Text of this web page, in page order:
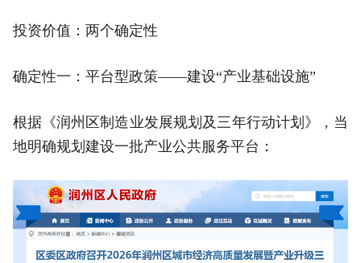
投资价值：两个确定性
确定性一：平台型政策——建设“产业基础设施”
根据《润州区制造业发展规划及三年行动计划》，当
地明确规划建设一批产业公共服务平台：